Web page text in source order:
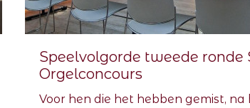
Speelvolgorde tweede ronde
Orgelconcours
Voor hen die het hebben gemist,